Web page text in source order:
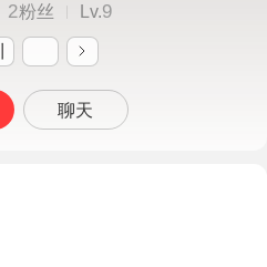
2粉丝 Lv.9
聊天